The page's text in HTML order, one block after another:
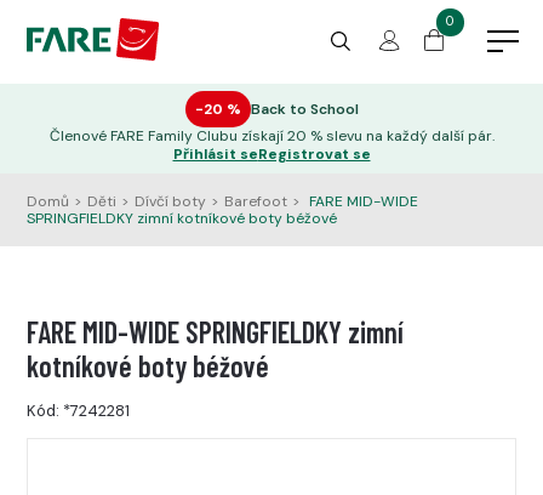
0
−20 % Back to School
Členové FARE Family Clubu získají 20 % slevu na každý další pár.
Přihlásit seRegistrovat se
Domů > Děti > Dívčí boty > Barefoot > FARE MID-WIDE
SPRINGFIELDKY zimní kotníkové boty béžové
FARE MID-WIDE SPRINGFIELDKY zimní
kotníkové boty béžové
Kód: *7242281